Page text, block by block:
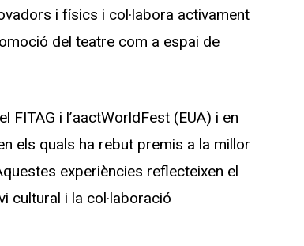
i físics i col·labora activament
del teatre com a espai de
i l’aactWorldFest (EUA) i en
els quals ha rebut premis a la millor
experiències reflecteixen el
cultural i la col·laboració